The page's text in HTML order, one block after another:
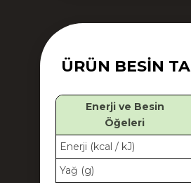
ÜRÜN BESIN
Enerji ve Besin
Öğeleri
Enerji (kcal / kJ)
Yağ (g)